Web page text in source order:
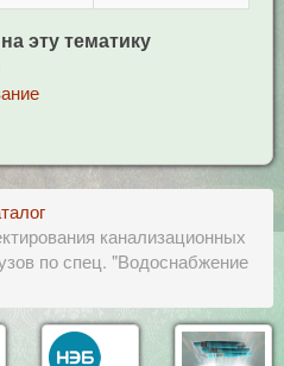
эту тематику
канализационных
по спец. "Водоснабжение